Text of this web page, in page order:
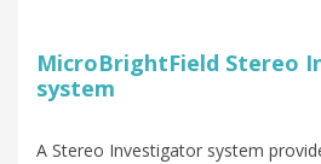
MicroBrightField Stereo
system
A Stereo Investigator system